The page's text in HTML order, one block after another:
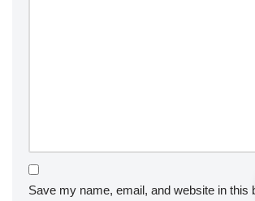
Save my name, email, and website in this